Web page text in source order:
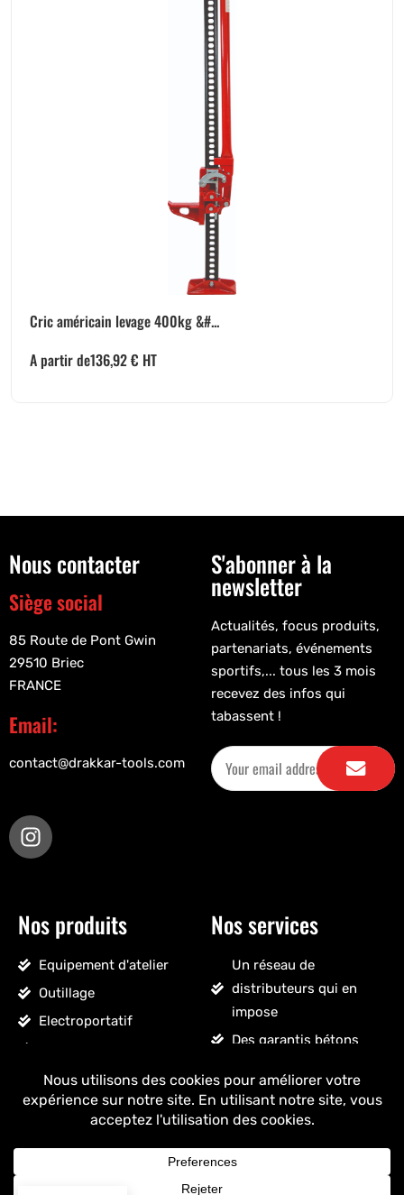
Cric américain levage 400kg &#...
A partir de136,92€ HT
Nous contacter
Siège social
85 Route de Pont Gwin
29510 Briec
FRANCE
Email:
contact@drakkar-tools.com
S'abonner à la
newsletter
Actualités, focus produits,
partenariats, événements
sportifs,... tous les 3 mois
recevez des infos qui
tabassent !
Nos produits
Equipement d'atelier
Outillage
Electroportatif
Accessoires véhicules
Nettoyage, droguerie
Voir tous les produits
Nos services
Un réseau de
distributeurs qui en
impose
Des garantis bétons
Un stock massif
Un ancrage français
+ de 25 ans